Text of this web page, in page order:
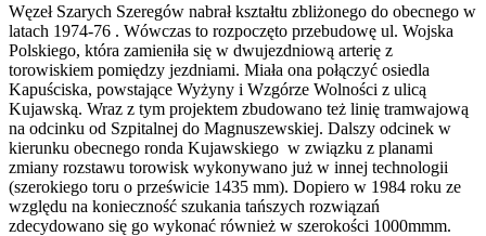
Węzeł Szarych Szeregów nabrał kształtu zbliżonego do obecnego w
latach 1974-76 . Wówczas to rozpoczęto przebudowę ul. Wojska
Polskiego, która zamieniła się w dwujezdniową arterię z
torowiskiem pomiędzy jezdniami. Miała ona połączyć osiedla
Kapuściska, powstające Wyżyny i Wzgórze Wolności z ulicą
Kujawską. Wraz z tym projektem zbudowano też linię tramwajową
na odcinku od Szpitalnej do Magnuszewskiej. Dalszy odcinek w
kierunku obecnego ronda Kujawskiego w związku z planami
zmiany rozstawu torowisk wykonywano już w innej technologii
(szerokiego toru o prześwicie 1435 mm). Dopiero w 1984 roku ze
względu na konieczność szukania tańszych rozwiązań
zdecydowano się go wykonać również w szerokości 1000mmm.